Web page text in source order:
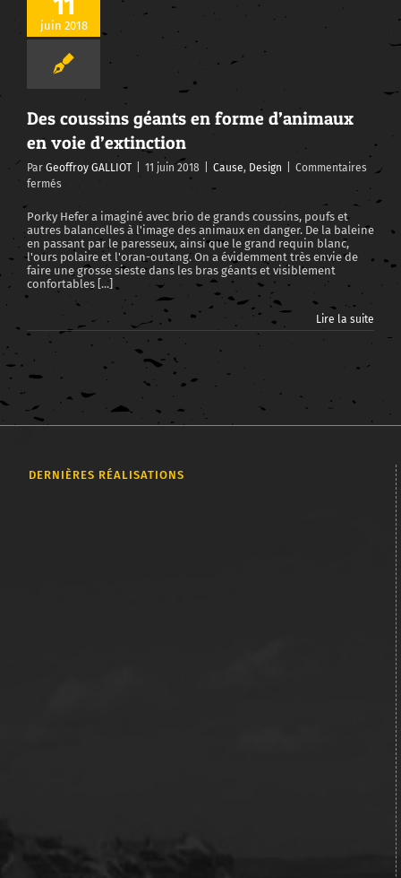
juin 2018
Des coussins géants en forme d’animaux
en voie d’extinction
Par Geoffroy GALLIOT 11 juin 2018 Cause, Design
Commentaires
fermés
coussins
géants
en
forme
d’animaux
d’extinction
Porky Hefer a imaginé avec brio de grands coussins, poufs et
autres balancelles à l'image des animaux en danger. De la baleine
en passant par le paresseux, ainsi que le grand requin blanc,
l'ours polaire et l'oran-outang. On a évidemment très envie de
faire une grosse sieste dans les bras géants et visiblement
confortables [...]
Lire la suite
DERNIÈRES RÉALISATIONS